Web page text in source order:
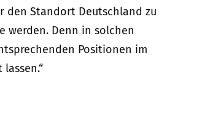
den Standort Deutschland zu
werden. Denn in solchen
Positionen im